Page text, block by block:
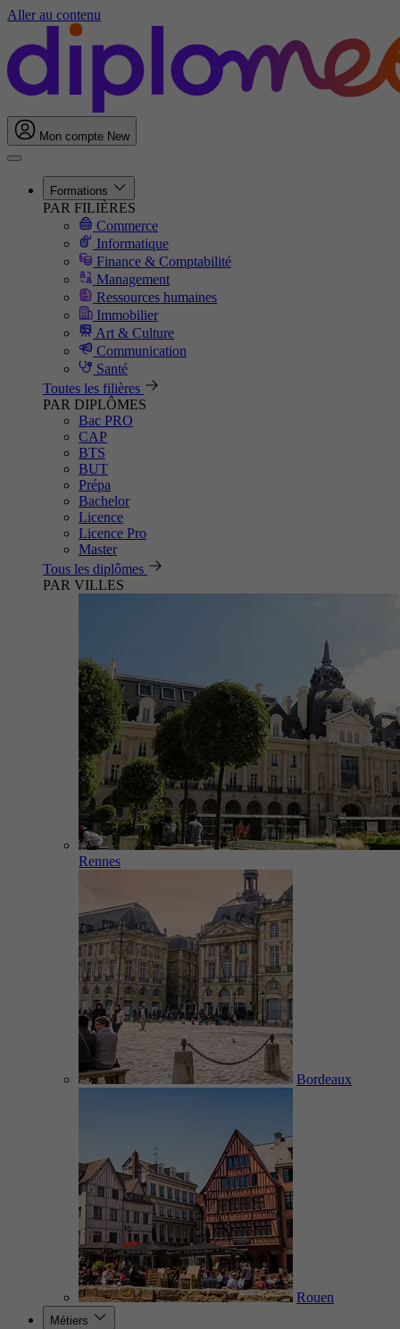
Aller au contenu
Mon compte New
Formations
PAR FILIÈRES
Commerce
Informatique
Finance & Comptabilité
Management
Ressources humaines
Immobilier
Art & Culture
Communication
Santé
Toutes les filières
PAR DIPLÔMES
Bac PRO
CAP
BTS
BUT
Prépa
Bachelor
Licence
Licence Pro
Master
Tous les diplômes
PAR VILLES
Rennes
Bordeaux
Rouen
Métiers